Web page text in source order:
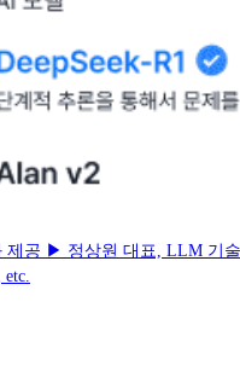
공 ▶ 정상원 대표, LLM 기